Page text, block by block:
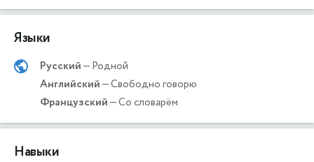
Языки
Русский— Родной
Английский— Свободно говорю
Французский— Со словарём
Навыки